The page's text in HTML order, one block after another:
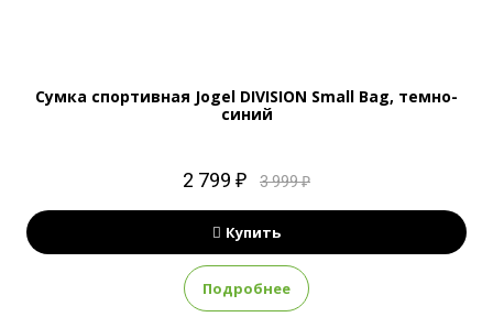
Сумка спортивная Jogel DIVISION Small Bag, темно-
синий
2 799 ₽ 3 999 ₽
Купить
Подробнее